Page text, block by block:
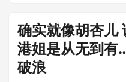
确实就像胡杏儿
港姐是从无到
破浪